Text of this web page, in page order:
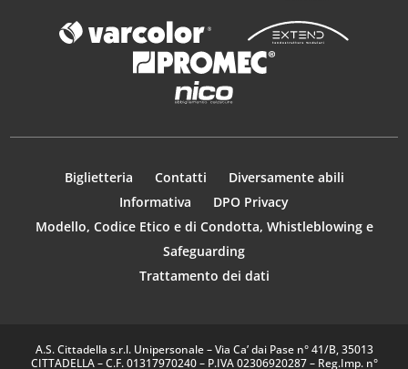
Biglietteria Contatti
Diversamente abili
Informativa
DPO Privacy
Modello, Codice Etico e di Condotta, Whistleblowing e
Safeguarding
Trattamento dei dati
A.S. Cittadella s.r.l. Unipersonale – Via Ca’ dai Pase n° 41/B, 35013
CITTADELLA – C.F. 01317970240 – P.IVA 02306920287 – Reg.Imp. n°